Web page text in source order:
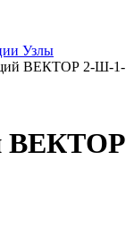
Узлы
ВЕКТОР 2-Ш-1-
ВЕКТОР